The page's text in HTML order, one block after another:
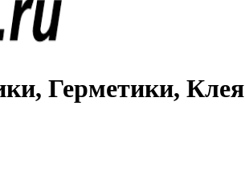
Герметики, Клея